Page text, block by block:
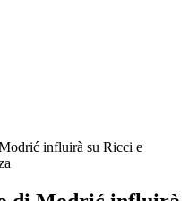
influirà su Ricci e